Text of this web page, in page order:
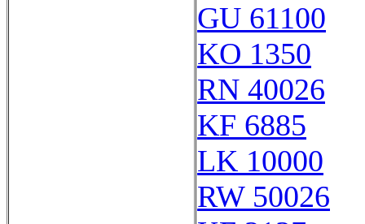
GU 61100
KO 1350
RN 40026
KF 6885
LK 10000
RW 50026